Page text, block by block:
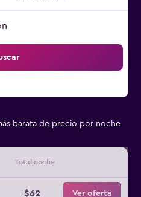
barata de precio por noche
Total noche
$62 Ver oferta